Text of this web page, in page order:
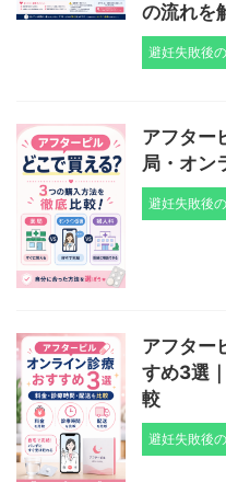
の流れを
避妊失敗後
アフター
局・オン
避妊失敗後
アフター
すめ3選
較
避妊失敗後